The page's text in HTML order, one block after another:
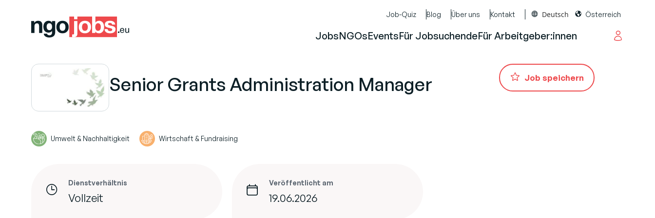
Job-Quiz Blog Über uns Kontakt Deutsch Österreich
JobsNGOsEventsFür JobsuchendeFür Arbeitgeber:innen
Senior Grants Administration Manager
Umwelt & Nachhaltigkeit Wirtschaft & Fundraising
Job speichern
Dienstverhältnis
Vollzeit
Veröffentlicht am
19.06.2026